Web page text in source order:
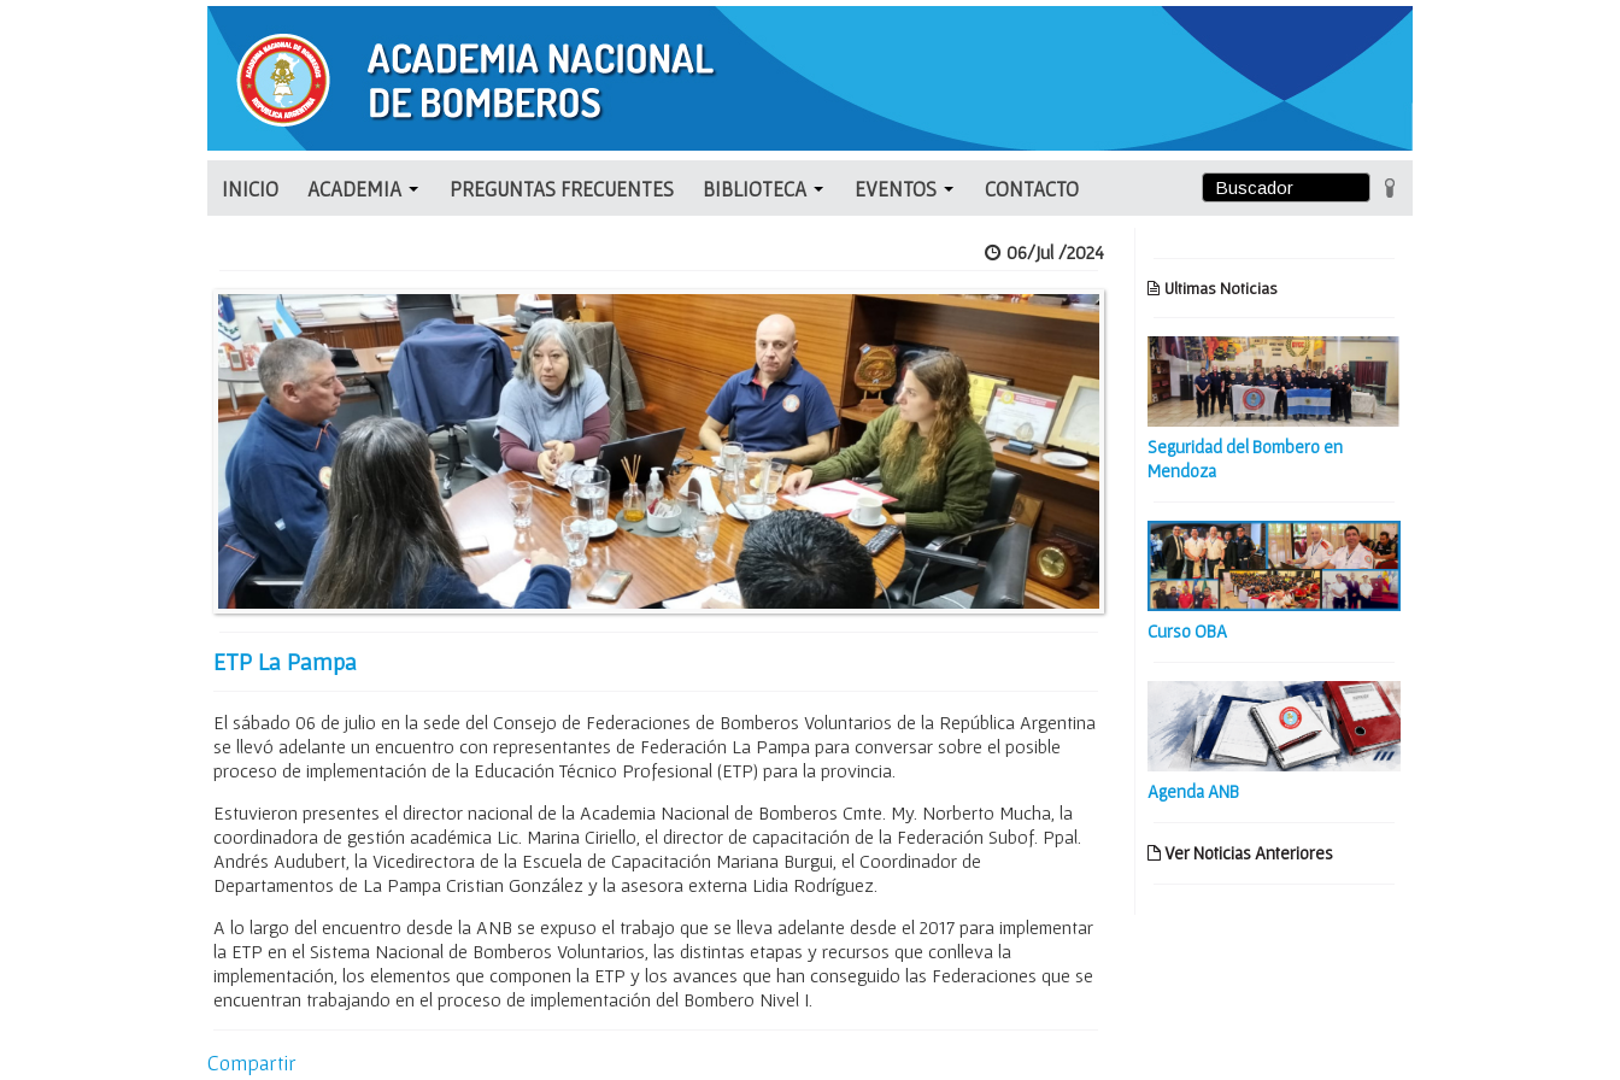
INICIO ACADEMIA PREGUNTAS FRECUENTES BIBLIOTECA EVENTOS CONTACTO
06/Jul /2024
ETP La Pampa
El sábado 06 de julio en la sede del Consejo de Federaciones de Bomberos Voluntarios de la República Argentina
se llevó adelante un encuentro con representantes de Federación La Pampa para conversar sobre el posible
proceso de implementación de la Educación Técnico Profesional (ETP) para la provincia.
Estuvieron presentes el director nacional de la Academia Nacional de Bomberos Cmte. My. Norberto Mucha, la
coordinadora de gestión académica Lic. Marina Ciriello, el director de capacitación de la Federación Subof. Ppal.
Andrés Audubert, la Vicedirectora de la Escuela de Capacitación Mariana Burgui, el Coordinador de
Departamentos de La Pampa Cristian González y la asesora externa Lidia Rodríguez.
A lo largo del encuentro desde la ANB se expuso el trabajo que se lleva adelante desde el 2017 para implementar
la ETP en el Sistema Nacional de Bomberos Voluntarios, las distintas etapas y recursos que conlleva la
implementación, los elementos que componen la ETP y los avances que han conseguido las Federaciones que se
encuentran trabajando en el proceso de implementación del Bombero Nivel I.
Compartir
Ultimas Noticias
Seguridad del Bombero en
Mendoza
Curso OBA
Agenda ANB
Ver Noticias Anteriores